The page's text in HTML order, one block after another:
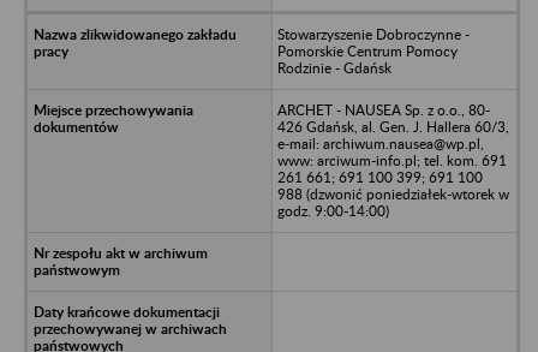
Stowarzyszenie Dobroczynne -
Pomorskie Centrum Pomocy
Rodzinie - Gdańsk
ARCHET - NAUSEA Sp. z o.o., 80-
426 Gdańsk, al. Gen. J. Hallera 60/3,
e-mail: archiwum.nausea@wp.pl,
www: arciwum-info.pl; tel. kom. 691
261 661; 691 100 399; 691 100
988 (dzwonić poniedziałek-wtorek w
godz. 9:00-14:00)